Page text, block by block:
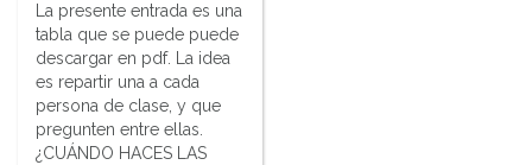
La presente entrada es una
tabla que se puede puede
descargar en pdf. La idea
es repartir una a cada
persona de clase, y que
pregunten entre ellas.
¿CUÁNDO HACES LAS